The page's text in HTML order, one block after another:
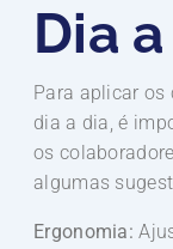
Dia
Para aplicar
dia a dia, é
os
algumas
Ergonomia: